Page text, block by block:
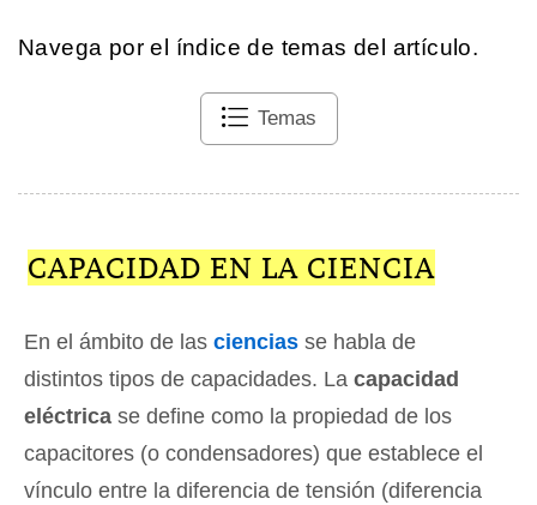
Navega por el índice de temas del artículo.
Temas
CAPACIDAD EN LA CIENCIA
En el ámbito de las ciencias se habla de
distintos tipos de capacidades. La capacidad
eléctrica se define como la propiedad de los
capacitores (o condensadores) que establece el
vínculo entre la diferencia de tensión (diferencia